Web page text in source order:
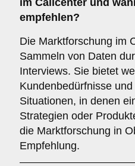
im Callcenter und
empfehlen?
Die Marktforschung im
Sammeln von Daten
Interviews. Sie bietet
Kundenbedürfnisse
Situationen, in denen
Strategien oder
die Marktforschung in
Empfehlung.